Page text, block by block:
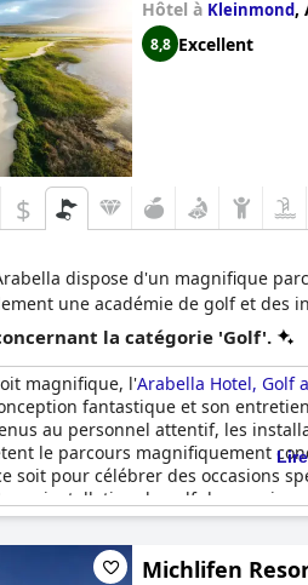
Hôtel à Kleinmond,
8,8 Excellent
$
dispose d'un magnifique
une académie de golf et des
la catégorie 'Golf'.
magnifique, l'Arabella Hotel, Golf
fantastique et son
au personnel attentif, les
le parcours magnifiquement
soit pour célébrer des occasions
une installation de golf de
Michlifen